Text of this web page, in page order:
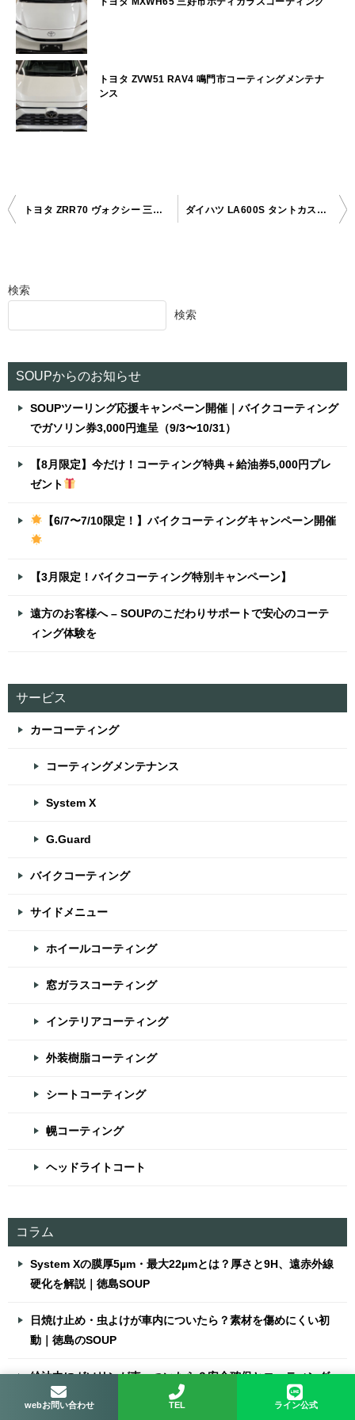
トヨタ ZVW51 RAV4 鳴門市コーティングメンテナ
ンス
投
ビ
ョ
トヨタ ZRR70 ヴォクシー 三好郡ボディガラスコーティング ダイハツ LA600S タントカスタム 三好郡ボディガラスコーティング
検索
検索
SOUPからのお知らせ
SOUPツーリング応援キャンペーン開催｜バイクコーティング
でガソリン券3,000円進呈（9/3〜10/31）
【8月限定】今だけ！コーティング特典＋給油券5,000円プレ
ゼント
【6/7〜7/10限定！】バイクコーティングキャンペーン開催
【3月限定！バイクコーティング特別キャンペーン】
遠方のお客様へ – SOUPのこだわりサポートで安心のコーテ
ィング体験を
サービス
カーコーティング
コーティングメンテナンス
System X
G.Guard
バイクコーティング
サイドメニュー
ホイールコーティング
窓ガラスコーティング
インテリアコーティング
外装樹脂コーティング
シートコーティング
幌コーティング
ヘッドライトコート
コラム
System Xの膜厚5µm・最大22µmとは？厚さと9H、遠赤外線
硬化を解説｜徳島SOUP
日焼け止め・虫よけが車内についたら？素材を傷めにくい初
動｜徳島のSOUP
給油中にガソリンが車へついたら？安全確保とコーティング
車の初動｜徳島SOUP
webお問い合わせ TEL ライン公式